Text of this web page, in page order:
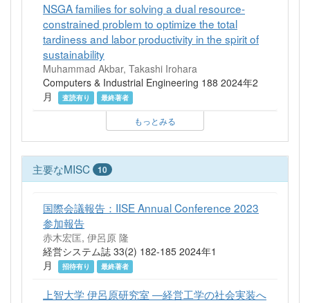
NSGA families for solving a dual resource-
constrained problem to optimize the total
tardiness and labor productivity in the spirit of
sustainability
Muhammad Akbar, Takashi Irohara
Computers & Industrial Engineering 188 2024年2
月
査読有り 最終著者
もっとみる
主要なMISC 10
国際会議報告：IISE Annual Conference 2023
参加報告
赤木宏匡, 伊呂原 隆
経営システム誌 33(2) 182-185 2024年1
月
招待有り 最終著者
上智大学 伊呂原研究室 ―経営工学の社会実装へ